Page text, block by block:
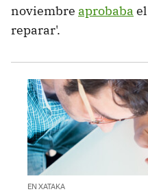
noviembre aprobaba
reparar'.
EN XATAKA